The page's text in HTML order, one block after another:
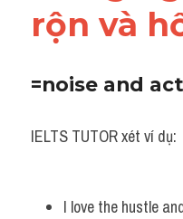
Cách dùng từ
rộn và
=noise and
IELTS TUTOR xét ví dụ:
I love the hustle